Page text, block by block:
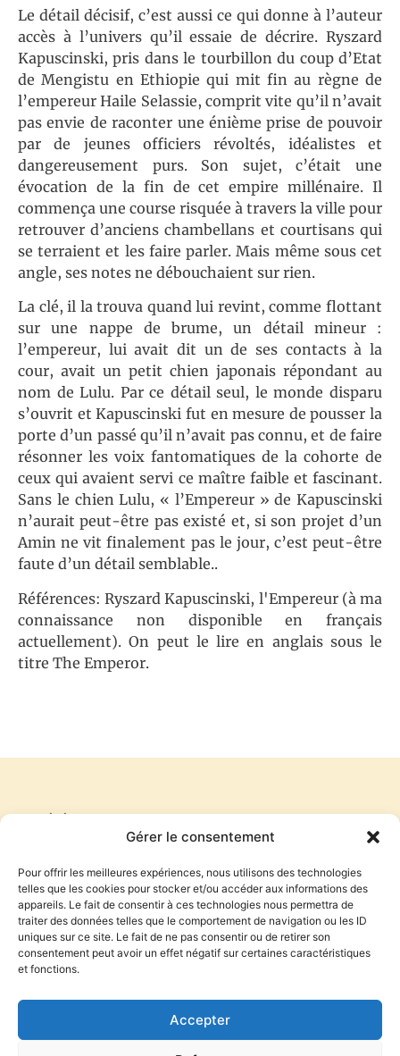
Gérer le consentement
Pour offrir les meilleures expériences, nous utilisons des technologies
telles que les cookies pour stocker et/ou accéder aux informations des
appareils. Le fait de consentir à ces technologies nous permettra de
traiter des données telles que le comportement de navigation ou les ID
uniques sur ce site. Le fait de ne pas consentir ou de retirer son
consentement peut avoir un effet négatif sur certaines caractéristiques
et fonctions.
Accepter
Le détail décisif, c’est aussi ce qui donne à l’auteur
accès à l’univers qu’il essaie de décrire. Ryszard
Kapuscinski, pris dans le tourbillon du coup d’Etat
de Mengistu en Ethiopie qui mit fin au règne de
l’empereur Haile Selassie, comprit vite qu’il n’avait
pas envie de raconter une énième prise de pouvoir
par de jeunes officiers révoltés, idéalistes et
dangereusement purs. Son sujet, c’était une
évocation de la fin de cet empire millénaire. Il
commença une course risquée à travers la ville pour
retrouver d’anciens chambellans et courtisans qui
se terraient et les faire parler. Mais même sous cet
angle, ses notes ne débouchaient sur rien.
La clé, il la trouva quand lui revint, comme flottant
sur une nappe de brume, un détail mineur :
l’empereur, lui avait dit un de ses contacts à la
cour, avait un petit chien japonais répondant au
nom de Lulu. Par ce détail seul, le monde disparu
s’ouvrit et Kapuscinski fut en mesure de pousser la
porte d’un passé qu’il n’avait pas connu, et de faire
résonner les voix fantomatiques de la cohorte de
ceux qui avaient servi ce maître faible et fascinant.
Sans le chien Lulu, « l’Empereur » de Kapuscinski
n’aurait peut-être pas existé et, si son projet d’un
Amin ne vit finalement pas le jour, c’est peut-être
faute d’un détail semblable..
Références: Ryszard Kapuscinski, l'Empereur (à ma
connaissance non disponible en français
actuellement). On peut le lire en anglais sous le
titre The Emperor.
CONNAISSANCE PAR LES REVES A DAY IN THE LIFE
S'inscrire à la newsletter